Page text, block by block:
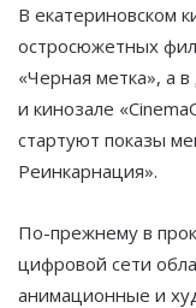
В екатериновском
остросюжетных
«Черная метка», а
и кинозале
стартуют показы
Реинкарнация».
По-прежнему в
цифровой сети
анимационные и